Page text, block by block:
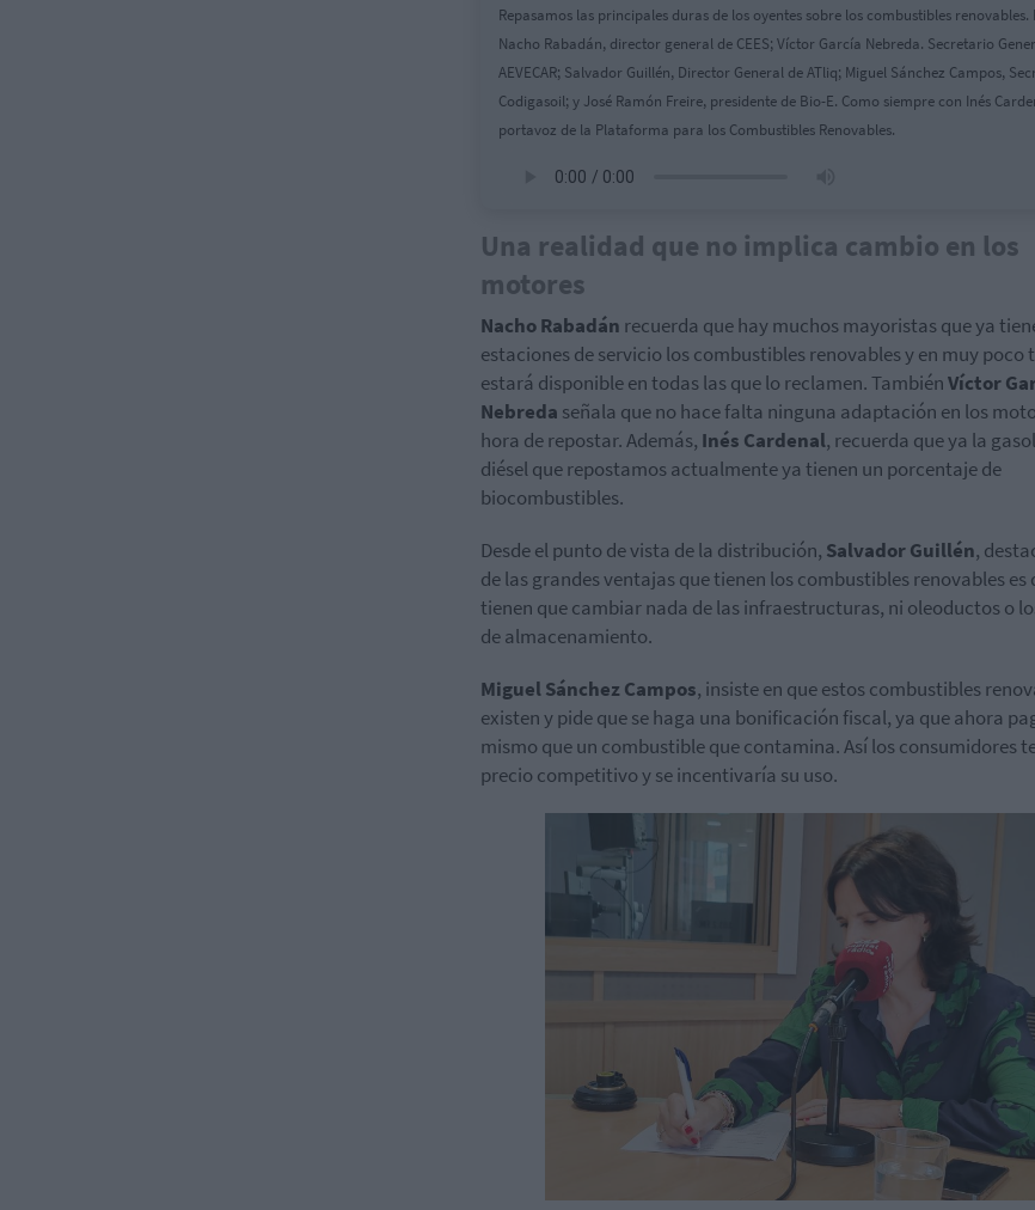
Repasamos las principales duras de los oyentes sobre los combustibles renovables.
Nacho Rabadán, director general de CEES; Víctor García Nebreda. Secretario
AEVECAR; Salvador Guillén, Director General de ATliq; Miguel Sánchez Campos,
Codigasoil; y José Ramón Freire, presidente de Bio-E. Como siempre con Inés
portavoz de la Plataforma para los Combustibles Renovables.
Una realidad que no implica cambio en los
motores
Nacho Rabadán recuerda que hay muchos mayoristas que ya
estaciones de servicio los combustibles renovables y en muy poco
estará disponible en todas las que lo reclamen. TambiénVíctor
Nebreda señala que no hace falta ninguna adaptación en los
hora de repostar. Además, Inés Cardenal, recuerda que ya la
diésel que repostamos actualmente ya tienen un porcentaje de
biocombustibles.
Desde el punto de vista de la distribución, Salvador Guillén,
de las grandes ventajas que tienen los combustibles renovables es
tienen que cambiar nada de las infraestructuras, ni oleoductos o
de almacenamiento.
Miguel Sánchez Campos, insiste en que estos combustibles
existen y pide que se haga una bonificación fiscal, ya que ahora
mismo que un combustible que contamina. Así los consumidores
precio competitivo y se incentivaría su uso.